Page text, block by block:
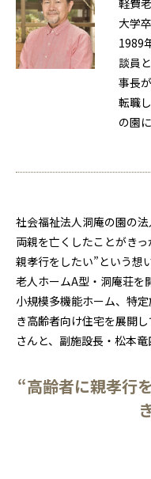
軽費
大学
1989
談員
事長
転職
の園
社会福祉法人洞庵の園の
両親を亡くしたことがき
親孝行をしたい”という想
老人ホームA型・洞庵荘を
小規模多機能ホーム、特
き高齢者向け住宅を展開
さんと、副施設長・松本
“高齢者に親孝行